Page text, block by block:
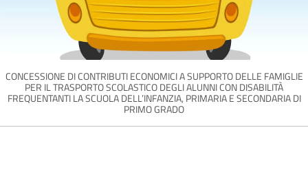
CONCESSIONE DI CONTRIBUTI ECONOMICI A SUPPORTO DELLE FAMIGLIE
PER IL TRASPORTO SCOLASTICO DEGLI ALUNNI CON DISABILITÀ
FREQUENTANTI LA SCUOLA DELL’INFANZIA, PRIMARIA E SECONDARIA DI
PRIMO GRADO